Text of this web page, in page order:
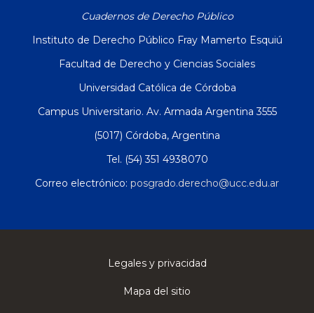
Cuadernos de Derecho Público
Instituto de Derecho Público Fray Mamerto Esquiú
Facultad de Derecho y Ciencias Sociales
Universidad Católica de Córdoba
Campus Universitario. Av. Armada Argentina 3555
(5017) Córdoba, Argentina
Tel. (54) 351 4938070
Correo electrónico: posgrado.derecho@ucc.edu.ar
Legales y privacidad
Mapa del sitio